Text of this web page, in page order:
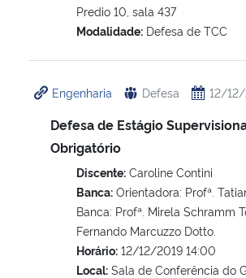
Ministério do Desenvolvimento Regional
Secretaria-Geral
Secretaria de Governo
Predio 10, sala 437
Modalidade: Defesa de TCC
Engenharia Defesa 12/
Defesa de Estágio
Obrigatório
Discente: Caroline Contini
Banca: Orientadora: Profª.
Banca: Profª. Mirela Schramm
Fernando Marcuzzo Dotto.
Horário: 12/12/2019 14:00
Local: Sala de Conferência do